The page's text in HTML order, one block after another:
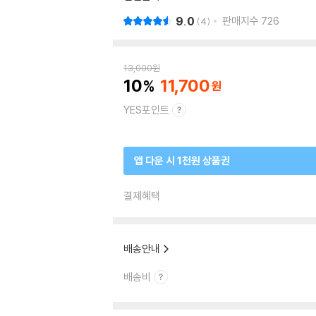
9.0 4 판매지수 726
13,000원
10 11,700
YES포인트
앱 다운 시 1천원 상품권
결제혜택
배송안내
배송비